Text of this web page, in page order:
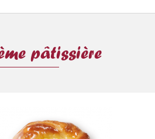
pâtissière